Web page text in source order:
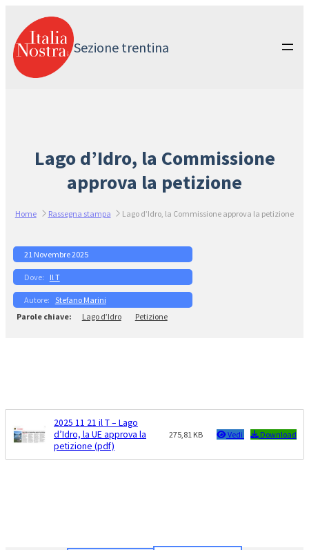
contenuto
Sezione trentina
Lago d’Idro, la Commissione
approva la petizione
Home Rassegna stampa Lago d’Idro, la Commissione approva la petizione
21 Novembre 2025
Il T
Stefano Marini
Lago d’Idro
Petizione
2025 11 21 il T – Lago
d’Idro, la UE approva la
petizione (pdf)
275,81 KB Vedi Download